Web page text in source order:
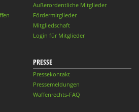
Außerordentliche Mitglieder
Fördermitglieder
Mitgliedschaft
Login für Mitglieder
PRESSE
Pressekontakt
Pressemeldungen
Waffenrechts-FAQ